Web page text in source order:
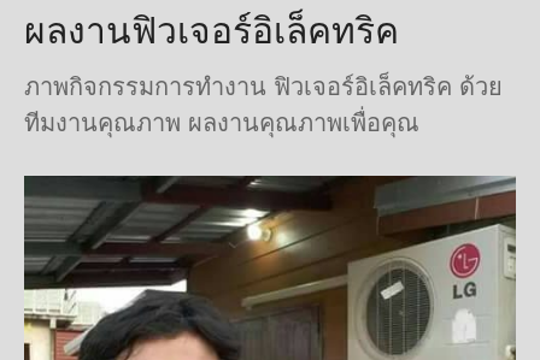
ผลงานฟิวเจอร์อิเล็คทริค
ภาพกิจกรรมการทำงาน ฟิวเจอร์อิเล็คทริค ด้วย
ทีมงานคุณภาพ ผลงานคุณภาพเพื่อคุณ